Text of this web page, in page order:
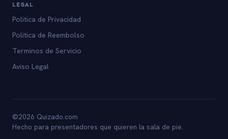
LEGAL
Politica de Privacidad
Politica de Reembolso
Terminos de Servicio
Aviso Legal
©2026 Quizado.com
Hecho para presentadores que quieren la sala de pie.